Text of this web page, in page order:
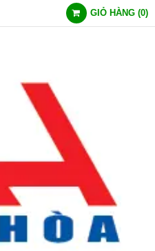
GIỎ HÀNG (0)